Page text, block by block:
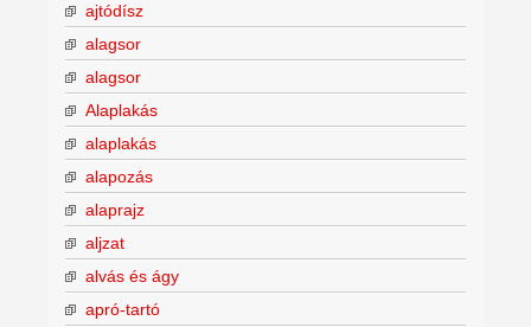
ajtódísz
alagsor
alagsor
Alaplakás
alaplakás
alapozás
alaprajz
aljzat
alvás és ágy
apró-tartó